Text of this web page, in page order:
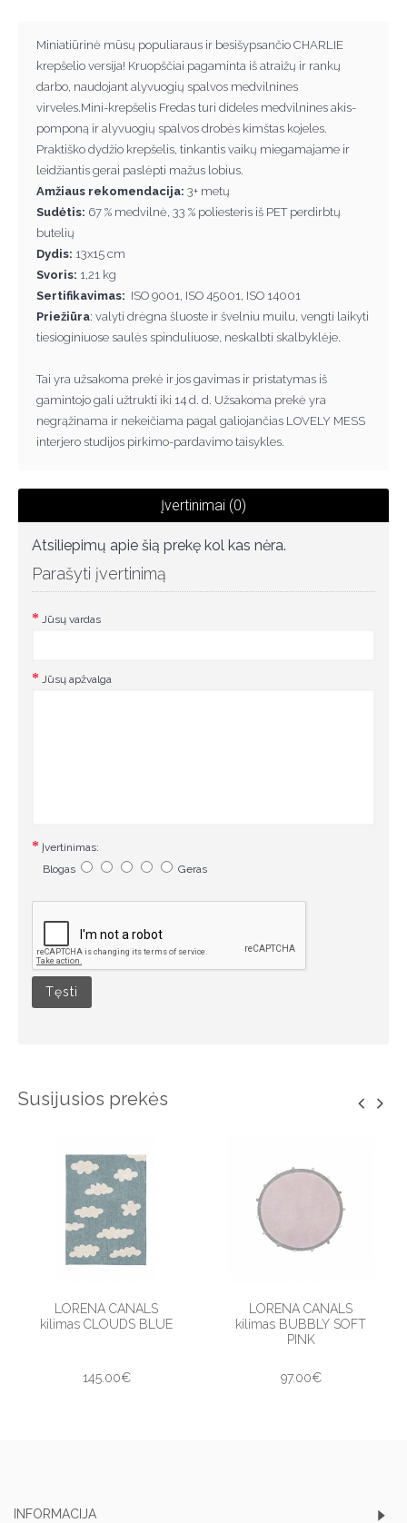
Miniatiūrinė mūsų populiaraus ir besišypsančio CHARLIE
krepšelio versija! Kruopščiai pagaminta iš atraižų ir rankų
darbo, naudojant alyvuogių spalvos medvilnines
virveles.Mini-krepšelis Fredas turi dideles medvilnines akis-
pomponą ir alyvuogių spalvos drobės kimštas kojeles.
Praktiško dydžio krepšelis, tinkantis vaikų miegamajame ir
leidžiantis gerai paslėpti mažus lobius.
Amžiaus rekomendacija: 3+ metų
Sudėtis: 67 % medvilnė, 33 % poliesteris iš PET perdirbtų
butelių
Dydis: 13x15 cm
Svoris: 1,21 kg
Sertifikavimas: ISO 9001, ISO 45001, ISO 14001
Priežiūra: valyti drėgna šluoste ir švelniu muilu, vengti laikyti
tiesioginiuose saulės spinduliuose, neskalbti skalbyklėje.
Tai yra užsakoma prekė ir jos gavimas ir pristatymas iš
gamintojo gali užtrukti iki 14 d. d. Užsakoma prekė yra
negrąžinama ir nekeičiama pagal galiojančias LOVELY MESS
interjero studijos pirkimo-pardavimo taisykles.
Įvertinimai (0)
Atsiliepimų apie šią prekę kol kas nėra.
Parašyti įvertinimą
Jūsų vardas
Jūsų apžvalga
Įvertinimas:
Blogas
Geras
Tęsti
Susijusios prekės
LORENA CANALS
kilimas CLOUDS BLUE
145.00€
LORENA CANALS
kilimas BUBBLY SOFT
PINK
97.00€
INFORMACIJA